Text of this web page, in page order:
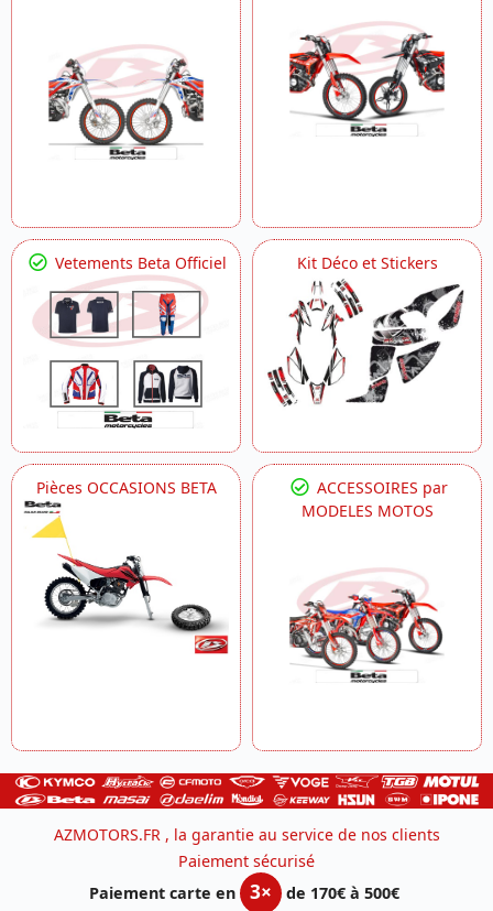
Vetements Beta Officiel Kit Déco et Stickers
Pièces OCCASIONS BETA
ACCESSOIRES par
MODELES MOTOS
AZMOTORS.FR , la garantie au service de nos clients
Paiement sécurisé
Paiement carte en
3×
de 170€ à 500€